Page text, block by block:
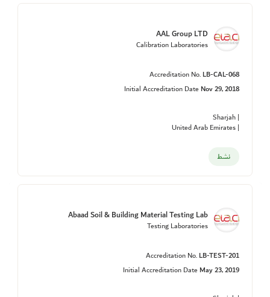
AAL Group LTD
Calibration Laboratories
Accreditation No. LB-CAL-068
Initial Accreditation Date Nov 29, 2018
| Sharjah
| United Arab Emirates
نشط
Abaad Soil & Building Material Testing Lab
Testing Laboratories
Accreditation No. LB-TEST-201
Initial Accreditation Date May 23, 2019